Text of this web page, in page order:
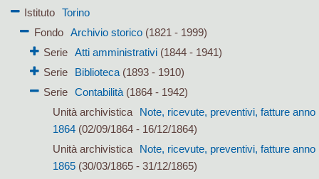
Istituto
Torino
Fondo
Archivio storico(1821 - 1999)
Serie Atti amministrativi(1844 - 1941)
Serie
Biblioteca(1893 - 1910)
Serie Contabilità(1864 - 1942)
Unità archivistica
Note, ricevute, preventivi, fatture anno
1864 (02/09/1864 - 16/12/1864)
Unità archivistica
Note, ricevute, preventivi, fatture anno
1865 (30/03/1865 - 31/12/1865)